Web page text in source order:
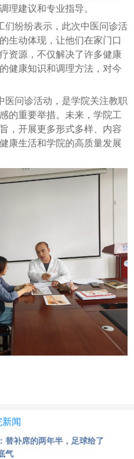
理建议和专业指导。
们纷纷表示，此次中医问诊活
生动体现，让他们在家门口
资源，不仅解决了许多健康
健康知识和调理方法，对今
医问诊活动，是学院关注教职
的重要举措。未来，学院工
，开展更多形式多样、内容
康生活和学院的高质量发展
闻
替补席的两年半，足球给了
气